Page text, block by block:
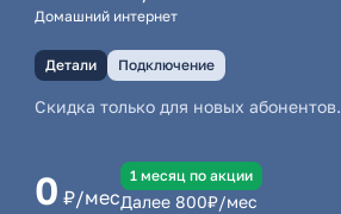
Домашний интернет
Детали Подключение
Скидка только для новых абонентов.
0 ₽/мес
1 месяц по акции
Далее 800₽/мес